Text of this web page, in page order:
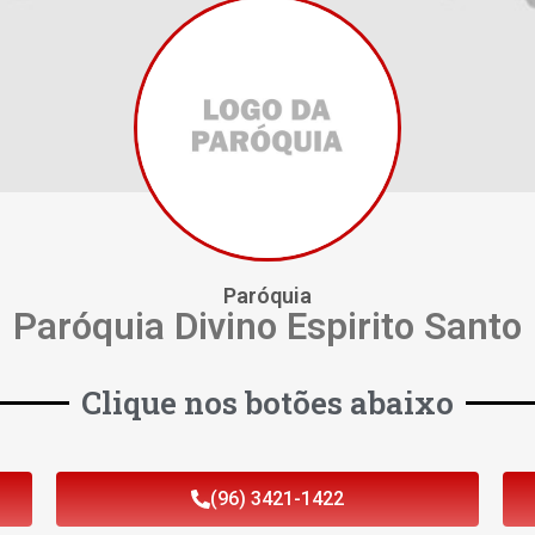
Paróquia
Paróquia Divino Espirito Santo
Clique nos botões abaixo
(96) 3421-1422